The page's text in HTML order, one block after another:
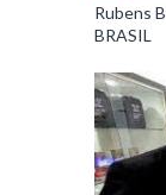
Rubens
BRASIL